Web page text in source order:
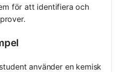
för att identifiera och
använder en kemisk